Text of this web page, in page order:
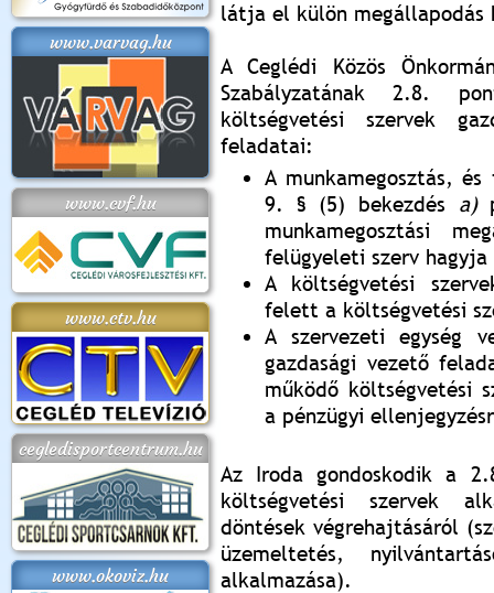
www.varvag.hu
www.cvf.hu
www.ctv.hu
cegledisportcentrum.hu
www.okoviz.hu
látja el külön
A Ceglédi Közös
Szabályzatának 2.8.
költségvetési szervek
feladatai:
A munkamegosztás,
9. § (5) bekezdés a)
munkamegosztási
felügyeleti szerv
A költségvetési
felett a költségvetési
A szervezeti egység
gazdasági vezető
működő költségvetési
a pénzügyi
Az Iroda gondoskodik a
költségvetési szervek
döntések végrehajtásáról
üzemeltetés,
alkalmazása).
2018.
Kossuth Toborzó
Ünnepély
Szent István Ünnepe
és Magyarok
Kenyere Program
(2017. 08. 20.)
V. Ceglédi Vágta
(2017. 06. 18.)
Laska